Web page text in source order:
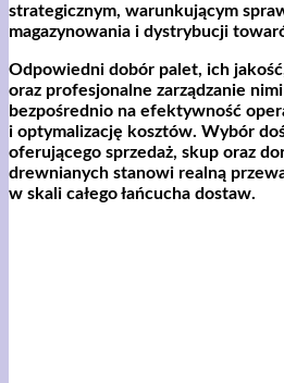
strategicznym, warunkującym
magazynowania i dystrybucji
Odpowiedni dobór palet, ich
oraz profesjonalne zarządzanie
bezpośrednio na efektywność
i optymalizację kosztów. Wybór
oferującego sprzedaż, skup oraz
drewnianych stanowi realną
w skali całego łańcucha dostaw.